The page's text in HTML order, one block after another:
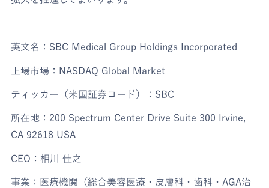
英文名：SBC Medical Group Holdings Incorporated
上場市場：NASDAQ Global Market
ティッカー（米国証券コード）：SBC
所在地：200 Spectrum Center Drive Suite 300 Irvine,
CA 92618 USA
CEO：相川 佳之
事業：医療機関（総合美容医療・皮膚科・歯科・AGA治